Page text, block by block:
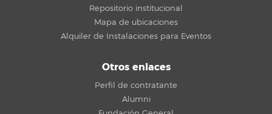
Repositorio institucional
Mapa de ubicaciones
Alquiler de Instalaciones para Eventos
Otros enlaces
Perfil de contratante
Alumni